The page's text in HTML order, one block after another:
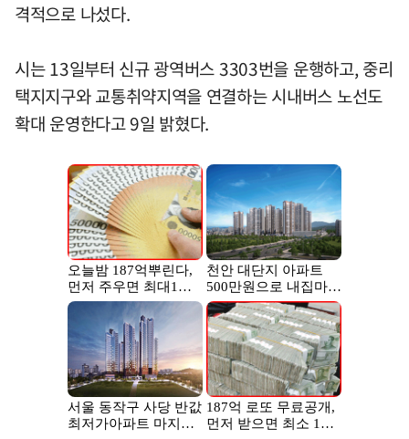
격적으로 나섰다.
시는 13일부터 신규 광역버스 3303번을 운행하고, 중리
택지지구와 교통취약지역을 연결하는 시내버스 노선도
확대 운영한다고 9일 밝혔다.